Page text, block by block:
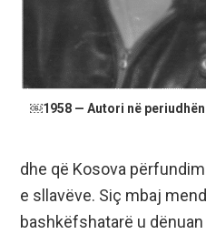
￼1958 — Autori në
dhe që Kosova
e sllavëve. Siç mbaj
bashkëfshatarë u